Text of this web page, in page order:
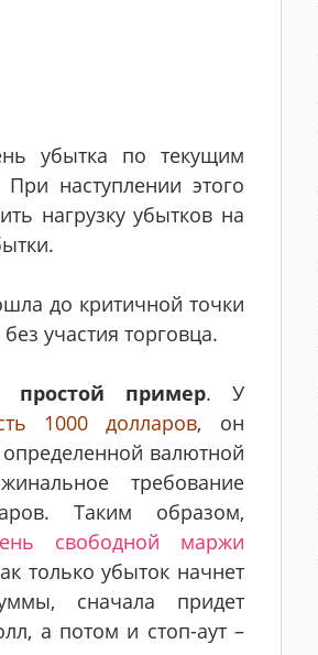
убытка по текущим
наступлении этого
нагрузку убытков на
до критичной точки
участия торговца.
простой пример. У
1000 долларов, он
валютной
требование
Таким образом,
свободной маржи
только убыток начнет
сначала придет
а потом и стоп-аут –